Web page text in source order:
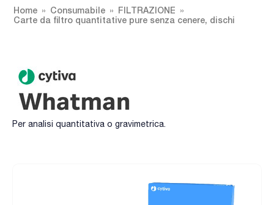
Home Consumabile
FILTRAZIONE
Carte da filtro quantitative pure senza cenere, dischi
Per analisi quantitativa o gravimetrica.